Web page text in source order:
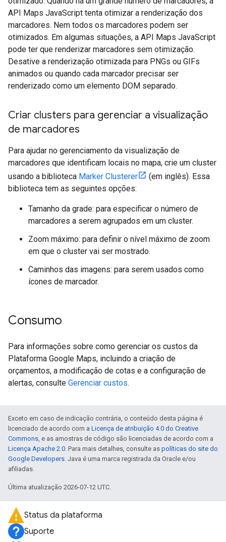
API Maps JavaScript tenta otimizar a renderização dos
marcadores. Nem todos os marcadores podem ser
otimizados. Em algumas situações, a API Maps JavaScript
pode ter que renderizar marcadores sem otimização.
Desative a renderização otimizada para PNGs ou GIFs
animados ou quando cada marcador precisar ser
renderizado como um elemento DOM separado.
Criar clusters para gerenciar a visualização
de marcadores
Para ajudar no gerenciamento da visualização de
marcadores que identificam locais no mapa, crie um cluster
usando a biblioteca Marker Clusterer
(em inglês). Essa
biblioteca tem as seguintes opções:
Tamanho da grade: para especificar o número de
marcadores a serem agrupados em um cluster.
Zoom máximo: para definir o nível máximo de zoom
em que o cluster vai ser mostrado.
Caminhos das imagens: para serem usados como
ícones de marcador.
Consumo
Para informações sobre como gerenciar os custos da
Plataforma Google Maps, incluindo a criação de
orçamentos, a modificação de cotas e a configuração de
alertas, consulte Gerenciar custos.
Exceto em caso de indicação contrária, o conteúdo desta página é
licenciado de acordo com a Licença de atribuição 4.0 do Creative
Commons, e as amostras de código são licenciadas de acordo com a
Licença Apache 2.0. Para mais detalhes, consulte as políticas do site do
Google Developers. Java é uma marca registrada da Oracle e/ou
afiliadas.
Última atualização 2026-07-12 UTC.
Status da plataforma
Suporte